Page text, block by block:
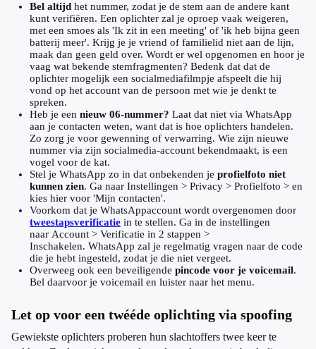
Bel altijd het nummer, zodat je de stem aan de andere kant
kunt verifiëren. Een oplichter zal je oproep vaak weigeren,
met een smoes als 'Ik zit in een meeting' of 'ik heb bijna geen
batterij meer'. Krijg je je vriend of familielid niet aan de lijn,
maak dan geen geld over. Wordt er wel opgenomen en hoor je
vaag wat bekende stemfragmenten? Bedenk dat dat de
oplichter mogelijk een socialmediafilmpje afspeelt die hij
vond op het account van de persoon met wie je denkt te
spreken.
Heb je een nieuw 06-nummer? Laat dat niet via WhatsApp
aan je contacten weten, want dat is hoe oplichters handelen.
Zo zorg je voor gewenning of verwarring. Wie zijn nieuwe
nummer via zijn socialmedia-account bekendmaakt, is een
vogel voor de kat.
Stel je WhatsApp zo in dat onbekenden je profielfoto niet
kunnen zien. Ga naar Instellingen > Privacy > Profielfoto > en
kies hier voor 'Mijn contacten'.
Voorkom dat je WhatsAppaccount wordt overgenomen door
tweestapsverificatie in te stellen. Ga in de instellingen
naar Account > Verificatie in 2 stappen >
Inschakelen. WhatsApp zal je regelmatig vragen naar de code
die je hebt ingesteld, zodat je die niet vergeet.
Overweeg ook een beveiligende pincode voor je voicemail.
Bel daarvoor je voicemail en luister naar het menu.
Let op voor een twééde oplichting via spoofing
Gewiekste oplichters proberen hun slachtoffers twee keer te